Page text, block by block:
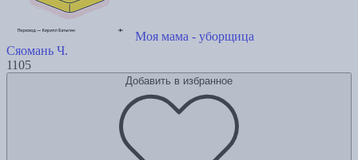
Моя мама - уборщица
Сяомань Ч.
1105
Добавить в избранное